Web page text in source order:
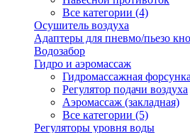
Все категории (4)
Осушитель воздуха
Адаптеры для пневмо/пьезо
Водозабор
Гидро и аэромассаж
Гидромассажная форсунка
Регулятор подачи воздуха
Аэромассаж (закладная)
Все категории (5)
Регуляторы уровня воды